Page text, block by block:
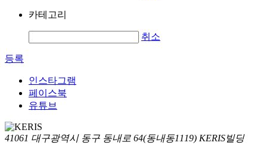
카테고리
취소
등록
인스타그램
페이스북
유튜브
41061 대구광역시 동구 동내로 64(동내동1119) KERIS빌딩